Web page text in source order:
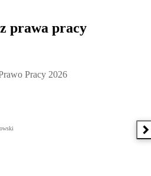
prawa pracy
Pracy 2026, Kazimierz Jaśkowski -
Pracy 2026